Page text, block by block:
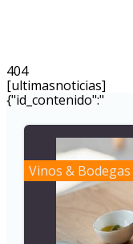
404
[ultimasnoticias]
{"id_contenido":"
Vinos & Bodegas